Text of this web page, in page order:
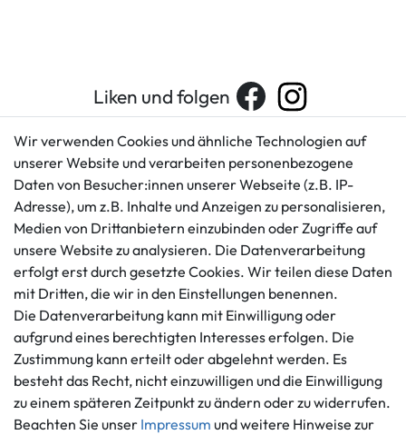
Liken und folgen
Kundenservice
+49 421 596586
Mo. - Fr. 9 - 16 Uhr
info@gameworld.de
Kontaktformular
Rechtliches
AGB
Impressum
Datenschutzerklärung
Barrierefreiheitserklärung
Widerrufs­recht
Vertrag widerrufen
Informationen
Ankauf
Über uns
Häufig gestellte Fragen
Zahlungsmöglichkeiten
Wir verwenden Cookies und ähnliche Technologien auf
unserer Website und verarbeiten personenbezogene
Daten von Besucher:innen unserer Webseite (z.B. IP-
Adresse), um z.B. Inhalte und Anzeigen zu personalisieren,
Medien von Drittanbietern einzubinden oder Zugriffe auf
unsere Website zu analysieren. Die Datenverarbeitung
erfolgt erst durch gesetzte Cookies. Wir teilen diese Daten
mit Dritten, die wir in den Einstellungen benennen.
Die Datenverarbeitung kann mit Einwilligung oder
aufgrund eines berechtigten Interesses erfolgen. Die
Zustimmung kann erteilt oder abgelehnt werden. Es
besteht das Recht, nicht einzuwilligen und die Einwilligung
zu einem späteren Zeitpunkt zu ändern oder zu widerrufen.
Beachten Sie unser Impressum und weitere Hinweise zur